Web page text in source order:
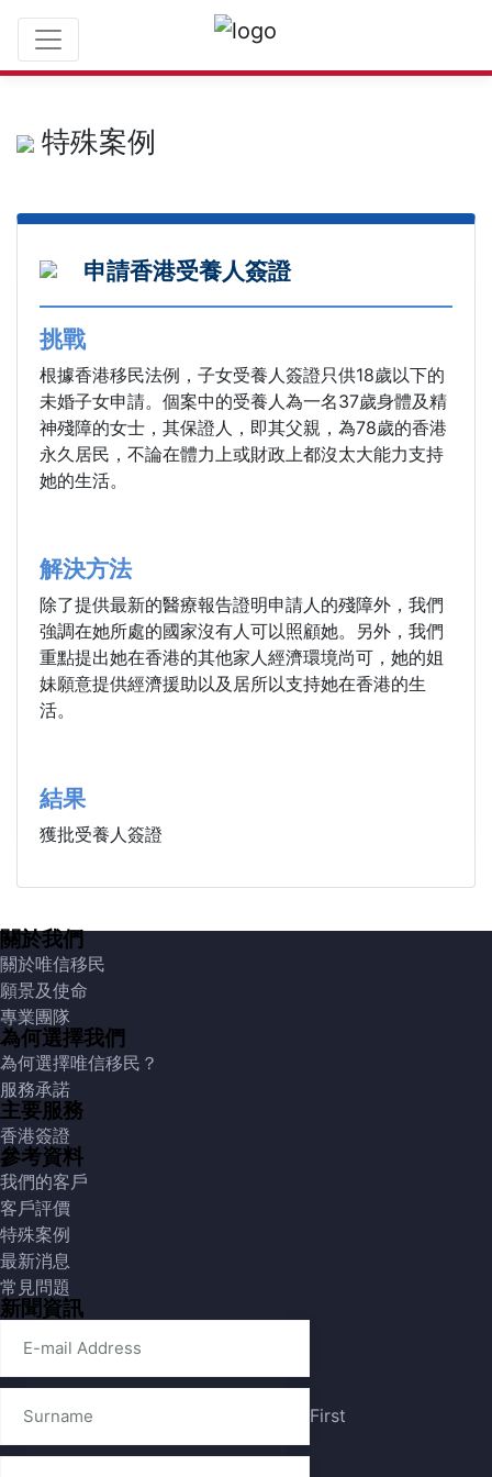
參考資料
特殊案例
申請香港受養人簽證
挑戰
根據香港移民法例，子女受養人簽證只供18歲以下的
未婚子女申請。個案中的受養人為一名37歲身體及精
神殘障的女士，其保證人，即其父親，為78歲的香港
永久居民，不論在體力上或財政上都沒太大能力支持
她的生活。
解決方法
除了提供最新的醫療報告證明申請人的殘障外，我們
強調在她所處的國家沒有人可以照顧她。另外，我們
重點提出她在香港的其他家人經濟環境尚可，她的姐
妹願意提供經濟援助以及居所以支持她在香港的生
活。
結果
獲批受養人簽證
關於我們
關於唯信移民
願景及使命
專業團隊
為何選擇我們
為何選擇唯信移民？
服務承諾
主要服務
香港簽證
參考資料
我們的客戶
客戶評價
特殊案例
最新消息
常見問題
新聞資訊
First